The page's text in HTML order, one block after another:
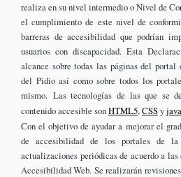
realiza en su nivel intermedio o Nivel de
el cumplimiento de este nivel de
barreras de accesibilidad que podrían
usuarios con discapacidad. Esta
alcance sobre todas las páginas del
del Pidio así como sobre todos los
mismo. Las tecnologías de las que se
contenido accesible sonHTML5, CSSy
Con el objetivo de ayudar a mejorar el
de accesibilidad de los portales de la
actualizaciones periódicas de acuerdo a
Accesibilidad Web. Se realizarán